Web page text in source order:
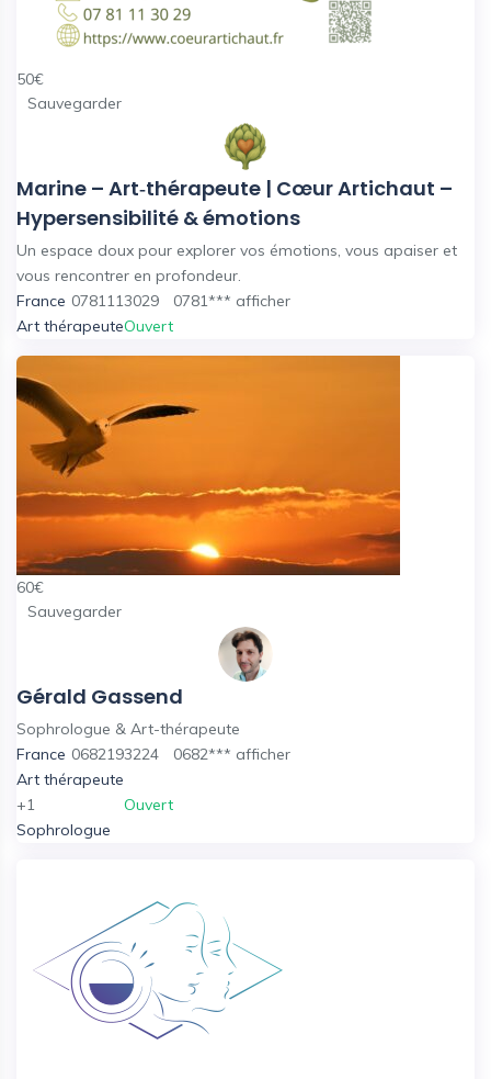
50€
Sauvegarder
Marine – Art‑thérapeute | Cœur Artichaut –
Hypersensibilité & émotions
Un espace doux pour explorer vos émotions, vous apaiser et
vous rencontrer en profondeur.
France 0781113029 0781*** afficher
Art thérapeuteOuvert
60€
Sauvegarder
Gérald Gassend
Sophrologue & Art-thérapeute
France 0682193224 0682*** afficher
Art thérapeute
+1
Sophrologue
Ouvert